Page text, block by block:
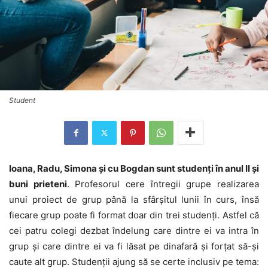
Student
Ioana, Radu, Simona şi cu Bogdan sunt studenţi în anul II şi
buni prieteni. Profesorul cere întregii grupe realizarea
unui proiect de grup până la sfârşitul lunii în curs, însă
fiecare grup poate fi format doar din trei studenţi. Astfel că
cei patru colegi dezbat îndelung care dintre ei va intra în
grup şi care dintre ei va fi lăsat pe dinafară şi forţat să-şi
caute alt grup. Studenţii ajung să se certe inclusiv pe tema: